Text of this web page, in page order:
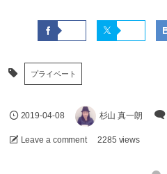
プライベート
2019-04-08 杉山 真一朗
Leave a comment 2285 views